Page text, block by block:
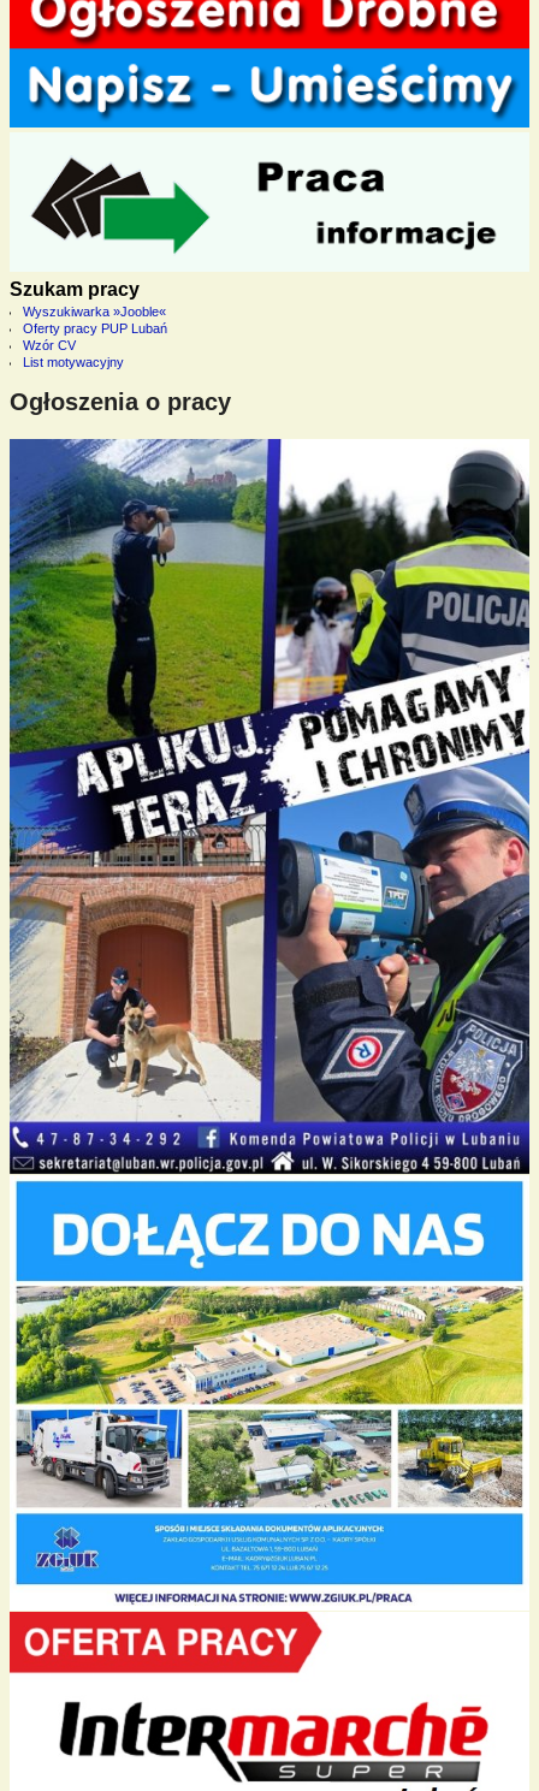
Szukam pracy
Wyszukiwarka »Jooble«
Oferty pracy PUP Lubań
Wzór CV
List motywacyjny
Ogłoszenia o pracy